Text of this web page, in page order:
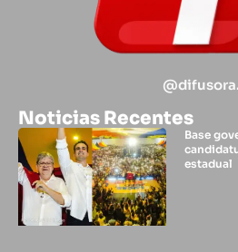
Noticias Recentes
Base
estadual